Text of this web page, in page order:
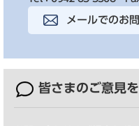
メールでのお
皆さまのご意見を